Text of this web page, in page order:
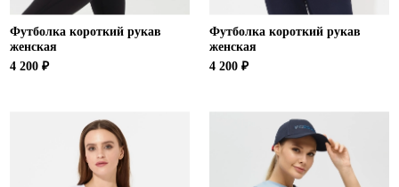
Футболка короткий рукав
женская
4 200 ₽
Футболка короткий рукав
женская
4 200 ₽